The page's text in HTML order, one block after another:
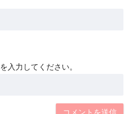
入力してください。